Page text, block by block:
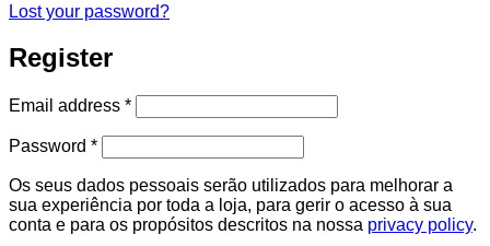
Lost your password?
Register
Email address *Required
Password *Required
Os seus dados pessoais serão utilizados para melhorar a
sua experiência por toda a loja, para gerir o acesso à sua
conta e para os propósitos descritos na nossa privacy policy.